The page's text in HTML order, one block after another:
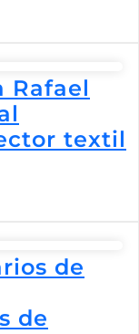
Rafael
textil
de
de